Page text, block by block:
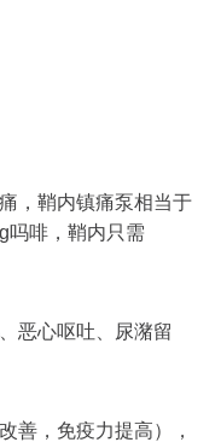
，鞘内镇痛泵相当于
吗啡，鞘内只需
、恶心呕吐、尿潴留
善，免疫力提高），